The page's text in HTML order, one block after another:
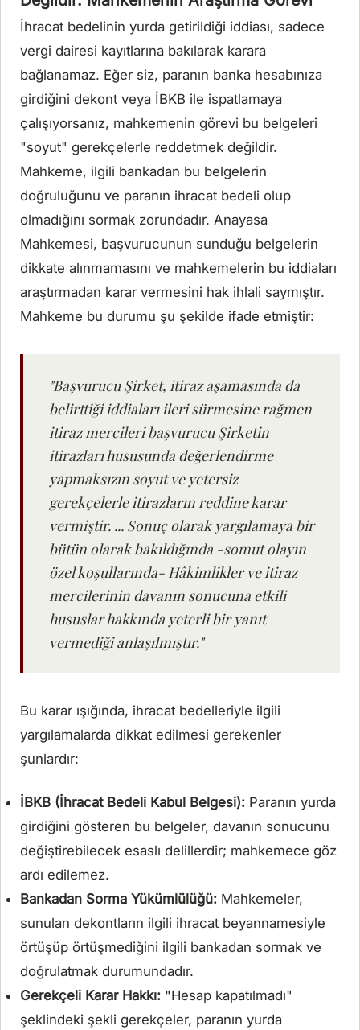
İhracat bedelinin yurda getirildiği iddiası, sadece
vergi dairesi kayıtlarına bakılarak karara
bağlanamaz. Eğer siz, paranın banka hesabınıza
girdiğini dekont veya İBKB ile ispatlamaya
çalışıyorsanız, mahkemenin görevi bu belgeleri
"soyut" gerekçelerle reddetmek değildir.
Mahkeme, ilgili bankadan bu belgelerin
doğruluğunu ve paranın ihracat bedeli olup
olmadığını sormak zorundadır. Anayasa
Mahkemesi, başvurucunun sunduğu belgelerin
dikkate alınmamasını ve mahkemelerin bu iddiaları
araştırmadan karar vermesini hak ihlali saymıştır.
Mahkeme bu durumu şu şekilde ifade etmiştir:
"Başvurucu Şirket, itiraz aşamasında da
belirttiği iddiaları ileri sürmesine rağmen
itiraz mercileri başvurucu Şirketin
itirazları hususunda değerlendirme
yapmaksızın soyut ve yetersiz
gerekçelerle itirazların reddine karar
vermiştir. ... Sonuç olarak yargılamaya bir
bütün olarak bakıldığında -somut olayın
özel koşullarında- Hâkimlikler ve itiraz
mercilerinin davanın sonucuna etkili
hususlar hakkında yeterli bir yanıt
vermediği anlaşılmıştır."
Bu karar ışığında, ihracat bedelleriyle ilgili
yargılamalarda dikkat edilmesi gerekenler
şunlardır:
İBKB (İhracat Bedeli Kabul Belgesi): Paranın yurda
girdiğini gösteren bu belgeler, davanın sonucunu
değiştirebilecek esaslı delillerdir; mahkemece göz
ardı edilemez.
Bankadan Sorma Yükümlülüğü: Mahkemeler,
sunulan dekontların ilgili ihracat beyannamesiyle
örtüşüp örtüşmediğini ilgili bankadan sormak ve
doğrulatmak durumundadır.
Gerekçeli Karar Hakkı: "Hesap kapatılmadı"
şeklindeki şekli gerekçeler, paranın yurda